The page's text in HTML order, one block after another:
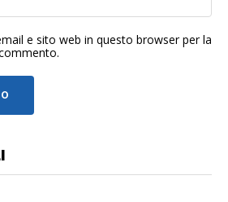
e sito web in questo browser per la